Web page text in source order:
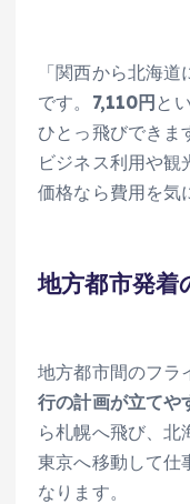
「関西から北海
です。 7,110円 と
ひとっ飛びできま
ビジネス利用や
価格なら費用を気
地方都市発着
地方都市間のフラ
行の計画が立てや
ら札幌へ飛び、北
東京へ移動して仕
なります。